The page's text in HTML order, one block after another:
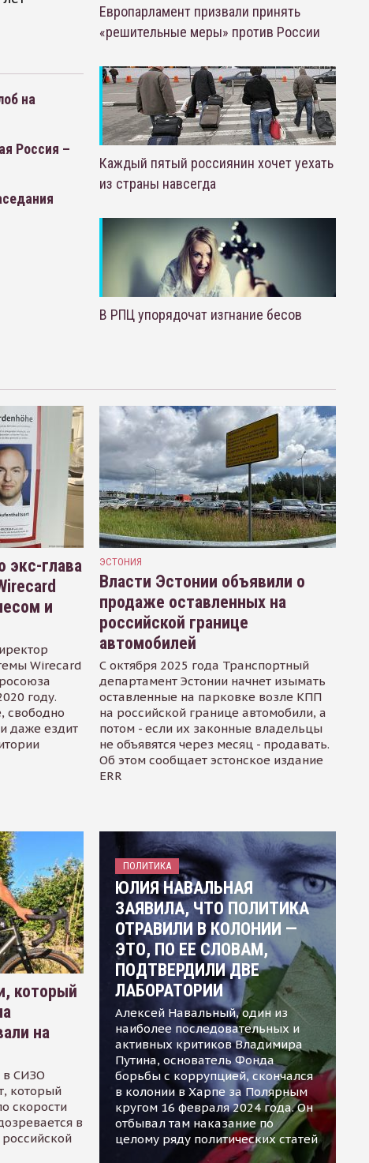
на
Россия –
Европарламент призвали принять
«решительные меры» против России
Каждый пятый россиянин хочет уехать
из страны навсегда
В РПЦ упорядочат изгнание бесов
глава
и
Wirecard
году.
свободно
даже ездит
ЭСТОНИЯ
Власти Эстонии объявили о
продаже оставленных на
российской границе
автомобилей
С октября 2025 года Транспортный
департамент Эстонии начнет изымать
оставленные на парковке возле КПП
на российской границе автомобили, а
потом - если их законные владельцы
не объявятся через месяц - продавать.
Об этом сообщает эстонское издание
ERR
который
на
в СИЗО
который
скорости
в
ПОЛИТИКА
ЮЛИЯ НАВАЛЬНАЯ
ЗАЯВИЛА, ЧТО ПОЛИТИКА
ОТРАВИЛИ В КОЛОНИИ —
ЭТО, ПО ЕЕ СЛОВАМ,
ПОДТВЕРДИЛИ ДВЕ
ЛАБОРАТОРИИ
Алексей Навальный, один из
наиболее последовательных и
активных критиков Владимира
Путина, основатель Фонда
борьбы с коррупцией, скончался
в колонии в Харпе за Полярным
кругом 16 февраля 2024 года. Он
отбывал там наказание по
целому ряду политических статей